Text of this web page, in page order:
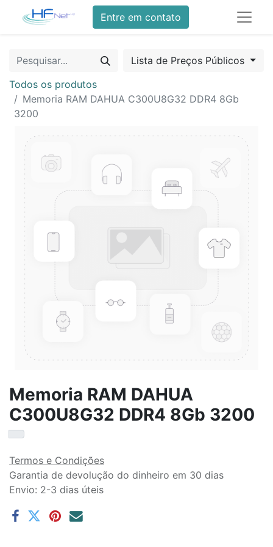
Entre em contato
Lista de Preços Públicos
Todos os produtos
Memoria RAM DAHUA C300U8G32 DDR4 8Gb
3200
Memoria RAM DAHUA
C300U8G32 DDR4 8Gb 3200
Termos e Condições
Garantia de devolução do dinheiro em 30 dias
Envio: 2-3 dias úteis